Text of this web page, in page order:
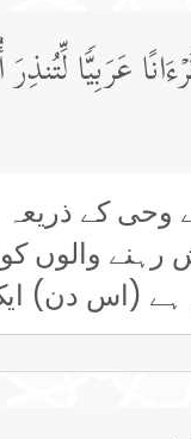
عَرَبِیࣰّا
کے
رہنے والوں
(اس دن)